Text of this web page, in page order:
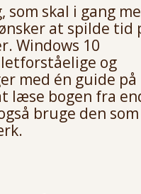
som skal i gang
at spilde tid
Windows 10
og
med én guide på
læse bogen fra
bruge den